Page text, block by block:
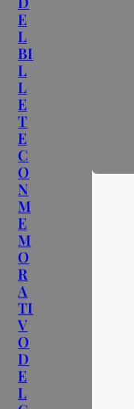
E
L
BI
L
L
E
T
E
C
O
N
M
E
M
O
R
A
TI
V
O
D
E
L